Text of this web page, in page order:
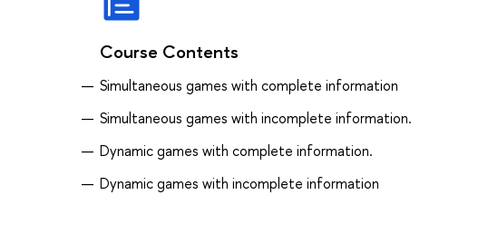
Course Contents
Simultaneous games with complete information
Simultaneous games with incomplete information.
Dynamic games with complete information.
Dynamic games with incomplete information